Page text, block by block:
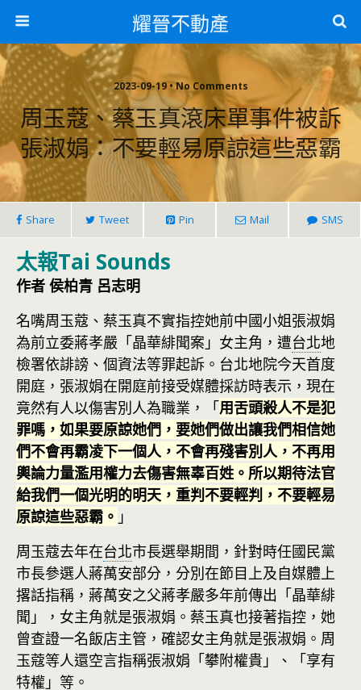
耀晉不動產
2023-09-19 • No Comments
周玉蔻、蔡玉真滾床單事件被訴
張淑娟：不要輕易原諒這些惡霸
Share Tweet Pin Mail SMS
太報Tai Sounds
作者 侯柏青 呂志明
名嘴周玉蔻、蔡玉真不實指控她前中國小姐張淑娟
為前立委蔣孝嚴「晶華緋聞案」女主角，遭台北地
檢署依誹謗、個資法等罪起訴。台北地院今天首度
開庭，張淑娟在開庭前接受媒體採訪時表示，現在
竟然有人以傷害別人為職業，「用舌頭殺人不是犯
罪嗎，如果要原諒她們，要她們做出讓我們相信她
們不會再霸凌下一個人，不會再殘害別人，不再用
輿論力量濫用權力去傷害無辜百姓。所以期待法官
給我們一個光明的明天，重判不要輕判，不要輕易
原諒這些惡霸。 」
周玉蔻去年在台北市長選舉期間，針對時任國民黨
市長參選人蔣萬安部分，分別在節目上及自媒體上
撂話指稱，蔣萬安之父蔣孝嚴多年前傳出「晶華緋
聞」，女主角就是張淑娟。蔡玉真也接著指控，她
曾查證一名飯店主管，確認女主角就是張淑娟。周
玉蔻等人還空言指稱張淑娟「攀附權貴」、「享有
特權」等。